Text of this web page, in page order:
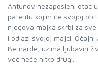
Antunov nezaposleni otac
patentu kojim će svojoj
njegova majka skrbi za
i odlazi svojoj majci.
Bernarde, uzima ljubavni
već neće nitko drugi.